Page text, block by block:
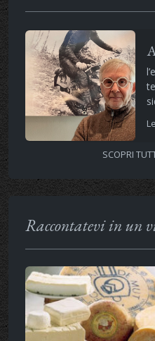
SCOPRI
Raccontatevi in un